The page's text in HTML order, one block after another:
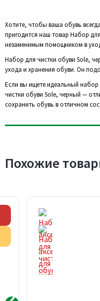
Хотите, чтобы ваша обувь
пригодится наш товар Набор
незаменимым помощником в
Набор для чистки обуви Sole,
ухода и хранения обуви. Он
Если вы ищете идеальный
чистки обуви Sole, черный —
сохранить обувь в отличном
Похожие